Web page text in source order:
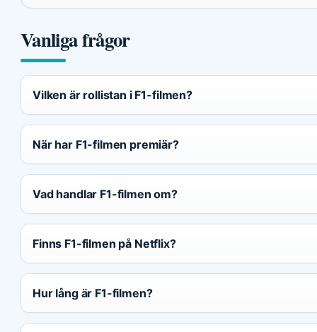
Vanliga frågor
Vilken är rollistan i F1-filmen?
När har F1-filmen premiär?
Vad handlar F1-filmen om?
Finns F1-filmen på Netflix?
Hur lång är F1-filmen?